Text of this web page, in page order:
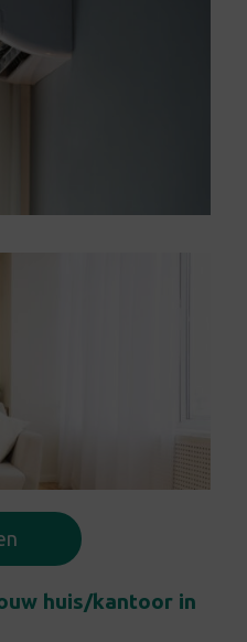
huis/kantoor in